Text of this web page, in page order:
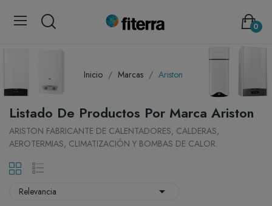
0
Inicio Marcas Ariston
Listado De Productos Por Marca Ariston
ARISTON FABRICANTE DE CALENTADORES, CALDERAS,
AEROTERMIAS, CLIMATIZACIÓN Y BOMBAS DE CALOR.
Relevancia 